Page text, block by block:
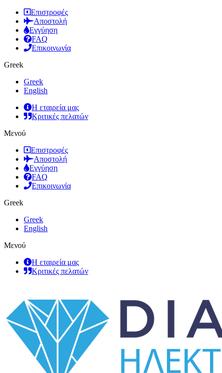
Επιστροφές
Αποστολή
Εγγύηση
FAQ
Επικοινωνία
Greek
Greek
English
Η εταιρεία μας
Κριτικές πελατών
Μενού
Επιστροφές
Αποστολή
Εγγύηση
FAQ
Επικοινωνία
Greek
Greek
English
Μενού
Η εταιρεία μας
Κριτικές πελατών